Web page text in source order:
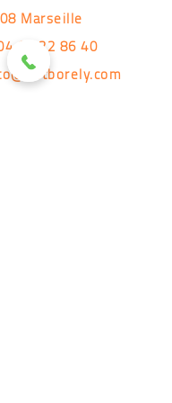
Marseille
91 22 86 40